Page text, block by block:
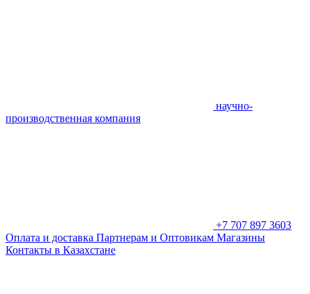
научно-
производственная компания
+7 707 897 3603
Оплата и доставка Партнерам и Оптовикам Магазины
Контакты в Казахстане